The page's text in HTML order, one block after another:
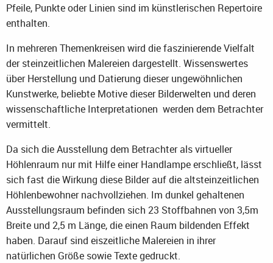
Pfeile, Punkte oder Linien sind im künstlerischen Repertoire
enthalten.
In mehreren Themenkreisen wird die faszinierende Vielfalt
der steinzeitlichen Malereien dargestellt. Wissenswertes
über Herstellung und Datierung dieser ungewöhnlichen
Kunstwerke, beliebte Motive dieser Bilderwelten und deren
wissenschaftliche Interpretationen werden dem Betrachter
vermittelt.
Da sich die Ausstellung dem Betrachter als virtueller
Höhlenraum nur mit Hilfe einer Handlampe erschließt, lässt
sich fast die Wirkung diese Bilder auf die altsteinzeitlichen
Höhlenbewohner nachvollziehen. Im dunkel gehaltenen
Ausstellungsraum befinden sich 23 Stoffbahnen von 3,5m
Breite und 2,5 m Länge, die einen Raum bildenden Effekt
haben. Darauf sind eiszeitliche Malereien in ihrer
natürlichen Größe sowie Texte gedruckt.